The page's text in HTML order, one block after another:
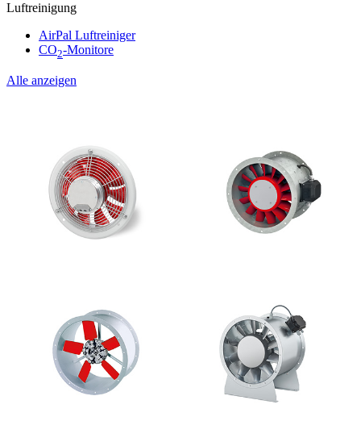
Luftreinigung
AirPal Luftreiniger
CO2-Monitore
Alle anzeigen